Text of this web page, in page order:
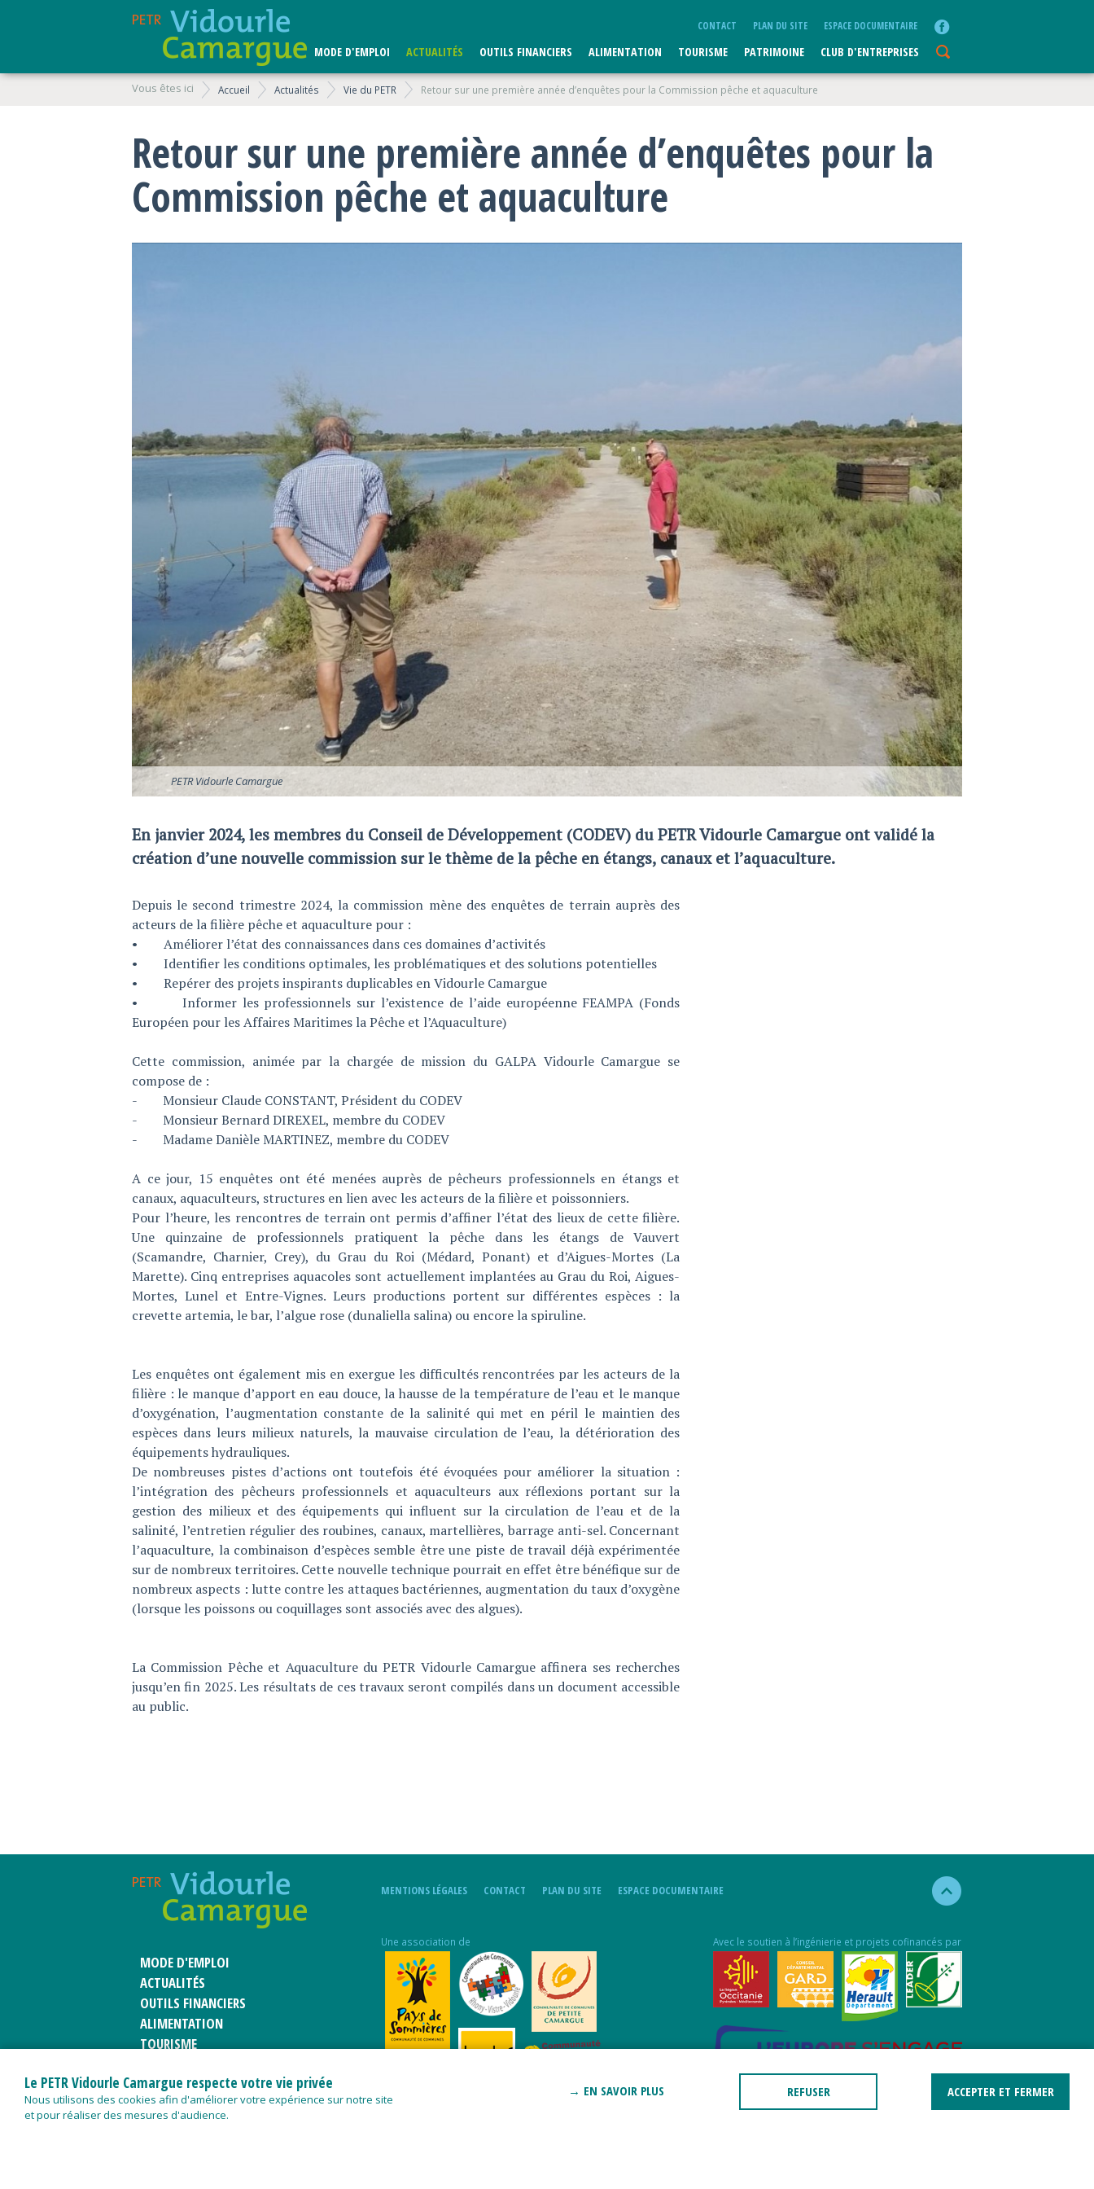
MODE D'EMPLOI ACTUALITÉS OUTILS FINANCIERS ALIMENTATION TOURISME PATRIMOINE CLUB D'ENTREPRISES
CONTACT PLAN DU SITE ESPACE DOCUMENTAIRE
Vous êtes ici Accueil Actualités Vie du PETR Retour sur une première année d’enquêtes pour la Commission pêche et aquaculture
Retour sur une première année d’enquêtes pour la
Commission pêche et aquaculture
PETR Vidourle Camargue
En janvier 2024, les membres du Conseil de Développement (CODEV) du PETR Vidourle Camargue ont validé la
création d’une nouvelle commission sur le thème de la pêche en étangs, canaux et l’aquaculture.
Depuis le second trimestre 2024, la commission mène des enquêtes de terrain auprès des
acteurs de la filière pêche et aquaculture pour :
• Améliorer l’état des connaissances dans ces domaines d’activités
• Identifier les conditions optimales, les problématiques et des solutions potentielles
• Repérer des projets inspirants duplicables en Vidourle Camargue
• Informer les professionnels sur l’existence de l’aide européenne FEAMPA (Fonds
Européen pour les Affaires Maritimes la Pêche et l’Aquaculture)
Cette commission, animée par la chargée de mission du GALPA Vidourle Camargue se
compose de :
- Monsieur Claude CONSTANT, Président du CODEV
- Monsieur Bernard DIREXEL, membre du CODEV
- Madame Danièle MARTINEZ, membre du CODEV
A ce jour, 15 enquêtes ont été menées auprès de pêcheurs professionnels en étangs et
canaux, aquaculteurs, structures en lien avec les acteurs de la filière et poissonniers.
Pour l’heure, les rencontres de terrain ont permis d’affiner l’état des lieux de cette filière.
Une quinzaine de professionnels pratiquent la pêche dans les étangs de Vauvert
(Scamandre, Charnier, Crey), du Grau du Roi (Médard, Ponant) et d’Aigues-Mortes (La
Marette). Cinq entreprises aquacoles sont actuellement implantées au Grau du Roi, Aigues-
Mortes, Lunel et Entre-Vignes. Leurs productions portent sur différentes espèces : la
crevette artemia, le bar, l’algue rose (dunaliella salina) ou encore la spiruline.
Les enquêtes ont également mis en exergue les difficultés rencontrées par les acteurs de la
filière : le manque d’apport en eau douce, la hausse de la température de l’eau et le manque
d’oxygénation, l’augmentation constante de la salinité qui met en péril le maintien des
espèces dans leurs milieux naturels, la mauvaise circulation de l’eau, la détérioration des
équipements hydrauliques.
De nombreuses pistes d’actions ont toutefois été évoquées pour améliorer la situation :
l’intégration des pêcheurs professionnels et aquaculteurs aux réflexions portant sur la
gestion des milieux et des équipements qui influent sur la circulation de l’eau et de la
salinité, l’entretien régulier des roubines, canaux, martellières, barrage anti-sel. Concernant
l’aquaculture, la combinaison d’espèces semble être une piste de travail déjà expérimentée
sur de nombreux territoires. Cette nouvelle technique pourrait en effet être bénéfique sur de
nombreux aspects : lutte contre les attaques bactériennes, augmentation du taux d’oxygène
(lorsque les poissons ou coquillages sont associés avec des algues).
La Commission Pêche et Aquaculture du PETR Vidourle Camargue affinera ses recherches
jusqu’en fin 2025. Les résultats de ces travaux seront compilés dans un document accessible
au public.
MODE D'EMPLOI
ACTUALITÉS
OUTILS FINANCIERS
ALIMENTATION
TOURISME
CLUB D'ENTREPRISES
MENTIONS LÉGALES CONTACT PLAN DU SITE ESPACE DOCUMENTAIRE
Une association de Avec le soutien à l’ingénierie et projets cofinancés par
Le PETR Vidourle Camargue respecte votre vie privée
Nous utilisons des cookies afin d'améliorer votre expérience sur notre site
et pour réaliser des mesures d'audience.
→ EN SAVOIR PLUS REFUSER ACCEPTER ET FERMER